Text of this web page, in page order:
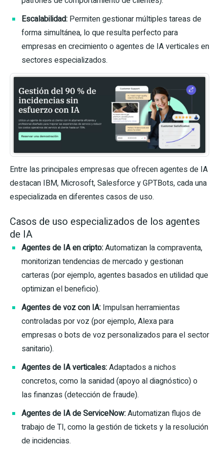
Escalabilidad: Permiten gestionar múltiples tareas de
forma simultánea, lo que resulta perfecto para
empresas en crecimiento o agentes de IA verticales en
sectores especializados.
Entre las principales empresas que ofrecen agentes de IA
destacan IBM, Microsoft, Salesforce y GPTBots, cada una
especializada en diferentes casos de uso.
Casos de uso especializados de los agentes
de IA
Agentes de IA en cripto:Automatizan la compraventa,
monitorizan tendencias de mercado y gestionan
carteras (por ejemplo, agentes basados en utilidad que
optimizan el beneficio).
Agentes de voz con IA: Impulsan herramientas
controladas por voz (por ejemplo, Alexa para
empresas o bots de voz personalizados para el sector
sanitario).
Agentes de IA verticales:Adaptados a nichos
concretos, como la sanidad (apoyo al diagnóstico) o
las finanzas (detección de fraude).
Agentes de IA de ServiceNow:Automatizan flujos de
trabajo de TI, como la gestión de tickets y la resolución
de incidencias.